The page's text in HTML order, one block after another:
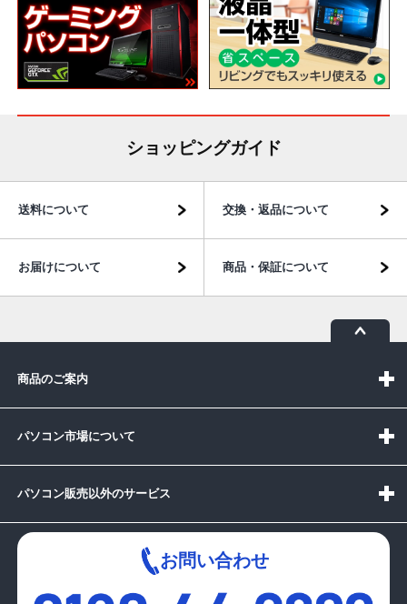
ショッピングガイド
送料について 交換・返品について
お届けについて 商品・保証について
商品のご案内
パソコン市場について
パソコン販売以外のサービス
お問い合わせ